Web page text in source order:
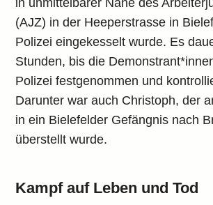
in unmittelbarer Nähe des
(AJZ) in der Heeperstrasse in
Polizei eingekesselt wurde. Es
Stunden, bis die
Polizei festgenommen und
Darunter war auch Christoph, der
in ein Bielefelder Gefängnis nach
überstellt wurde.
Kampf auf Leben und Tod